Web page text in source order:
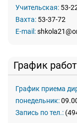
Учительская: 53-
Вахта: 53-37-72
E-mail:
График
График приема
понедельник:
Запись по тел.: